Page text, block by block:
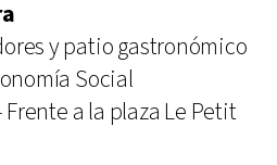
y patio gastronómico
Social
Frente a la plaza Le Petit